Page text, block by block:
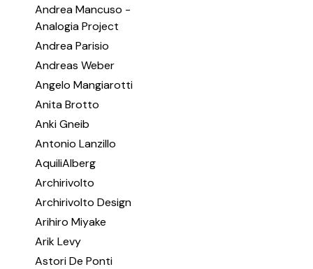
Andrea Mancuso -
Analogia Project
Andrea Parisio
Andreas Weber
Angelo Mangiarotti
Anita Brotto
Anki Gneib
Antonio Lanzillo
AquiliAlberg
Archirivolto
Archirivolto Design
Arihiro Miyake
Arik Levy
Astori De Ponti